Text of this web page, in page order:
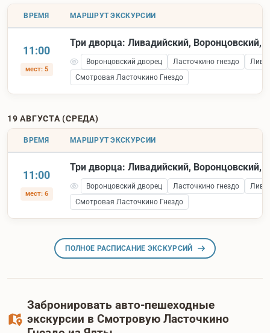
ВРЕМЯ МАРШРУТ ЭКСКУРСИИ
11:00
мест: 5
Три дворца: Ливадийский, Воронцовский,
Воронцовский дворец Ласточкино гнездо
Смотровая Ласточкино Гнездо
19 АВГУСТА (СРЕДА)
ВРЕМЯ МАРШРУТ ЭКСКУРСИИ
11:00
мест: 6
Три дворца: Ливадийский, Воронцовский,
Воронцовский дворец Ласточкино гнездо
Смотровая Ласточкино Гнездо
ПОЛНОЕ РАСПИСАНИЕ ЭКСКУРСИЙ
Забронировать авто-пешеходные
экскурсии в Смотровую Ласточкино